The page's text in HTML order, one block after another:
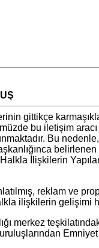
bu iletişim
Bu
İlişkilerin
reklam ve
ilişkilerin gelişimi
merkez